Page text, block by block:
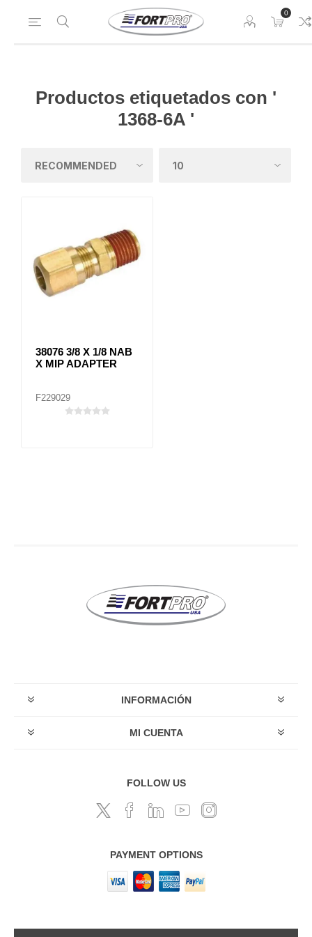
0
Productos etiquetados con '
1368-6A '
38076 3/8 X 1/8 NAB
X MIP ADAPTER
F229029
INFORMACIÓN
MI CUENTA
FOLLOW US
PAYMENT OPTIONS